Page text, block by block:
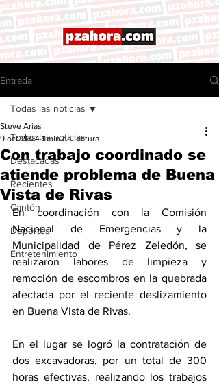
Entrada
Todas las noticias
Destacadas
Recientes
Cantón
Deportes
Entretenimiento
Todas las noticias
Con trabajo coordinado se
atiende problema de Buena
Vista de Rivas
Steve Arias
9 oct 2024 1 min de lectura
En coordinación con la Comisión
Nacional de Emergencias y la
Municipalidad de Pérez Zeledón, se
realizaron labores de limpieza y
remoción de escombros en la quebrada
afectada por el reciente deslizamiento
en Buena Vista de Rivas.
En el lugar se logró la contratación de
dos excavadoras, por un total de 300
horas efectivas, realizando los trabajos